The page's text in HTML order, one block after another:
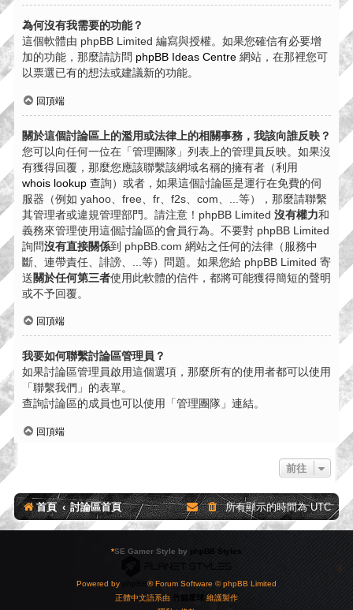
為何沒有我需要的功能？
這個軟體由 phpBB Limited 編寫與授權。如果您確信有必要增
加的功能，那麼請訪問 phpBB Ideas Centre 網站，在那裡您可
以票選已有的想法或建議新的功能。
回頂端
關於這個討論區上的濫用或法律上的相關事務，我該向誰反映？
您可以向任何一位在「管理團隊」列表上的管理員反映。如果沒
有獲得回覆，那麼您應該聯繫該網域名稱的擁有者（利用
whois lookup 查詢）或者，如果這個討論區是運行在免費的伺
服器（例如 yahoo、free、fr、f2s、com、...等），那麼請聯繫
其管理者或違規管理部門。請注意！phpBB Limited 沒有權力和
義務來管理使用這個討論區的會員行為。不要對 phpBB Limited
詢問沒有直接關係到 phpBB.com 網站之任何的法律（服務中
斷、連帶責任、誹謗、...等）問題。如果您給 phpBB Limited 寄
送關於任何第三者使用此軟體的信件，都將可能獲得簡短的聲明
或不予回覆。
回頂端
我要如何聯繫討論區管理員？
如果討論區管理員啟用這個選項，那麼所有的使用者都可以使用
「聯繫我們」的表單。
查詢討論區的成員也可以使用「管理團隊」連結。
回頂端
前往
首頁 討論區首頁 所有顯示的時間為UTC
*SE Gamer Style by phpBB Styles
Powered by
® Forum Software © phpBB Limited
正體中文語系由
竹貓星球
維護製作